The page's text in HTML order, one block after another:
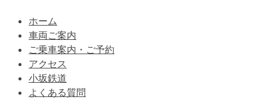
ホーム
車両ご案内
ご乗車案内・ご予約
アクセス
小坂鉄道
よくある質問